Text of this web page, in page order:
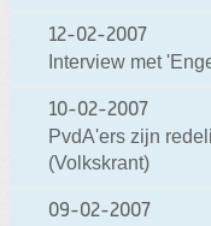
12-02-2007
Interview met
10-02-2007
PvdA'ers zijn
(Volkskrant)
09-02-2007